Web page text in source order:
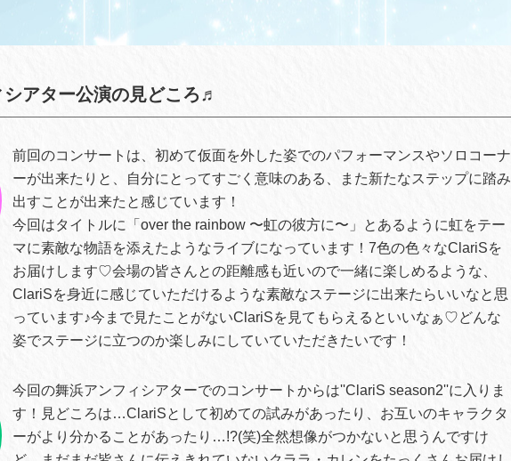
シアター公演の見どころ♬
前回のコンサートは、初めて仮面を外した姿でのパフォーマンスやソロコーナ
ーが出来たりと、自分にとってすごく意味のある、また新たなステップに踏み
出すことが出来たと感じています！
今回はタイトルに「over the rainbow 〜虹の彼方に〜」とあるように虹をテー
マに素敵な物語を添えたようなライブになっています！7色の色々なClariSを
お届けします♡会場の皆さんとの距離感も近いので一緒に楽しめるような、
ClariSを身近に感じていただけるような素敵なステージに出来たらいいなと思
っています♪今まで見たことがないClariSを見てもらえるといいなぁ♡どんな
姿でステージに立つのか楽しみにしていていただきたいです！
今回の舞浜アンフィシアターでのコンサートからは''ClariS season2''に入りま
す！見どころは…ClariSとして初めての試みがあったり、お互いのキャラクタ
ーがより分かることがあったり…!?(笑)全然想像がつかないと思うんですけ